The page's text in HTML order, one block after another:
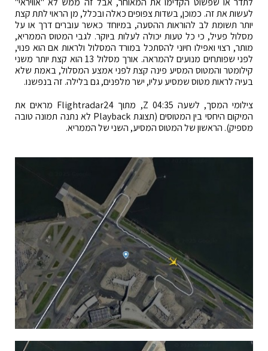
לעשות את זה. כמוכן, בשדות צפופים כאלה ובכלל, מן הראוי לתת קצת
יותר תשומת לב להוראות ההסעה, במיוחד כאשר עוברים דרך או על
מסלול פעיל, כי כל טעות יכולה לעלות ביוקר. לגבי המטוס הממריא,
מותר, רצוי ואפילו חיוני להסתכל במורד המסלול ולראות אם הוא פנוי,
לפני שפותחים מנועים להמראה. אורך מסלול 13 הוא קצת יותר משני
קילומטר והמטוס המסיע פינה קצת לפני אמצע המסלול, באמת שלא
בעיה לראות מטוס שמסיע עליו, ישר מלפנים, גם בלילה. זה בנפשנו.
צילומי המסך, לשעה 04:35 Z, מתוך Flightradar24 מראים את
המיקום היחסי בין המטוסים (תצוגת Playback לא נתנה תמונה טובה
מספיק). הראשון של המטוס המסיע, השני של הממריא.